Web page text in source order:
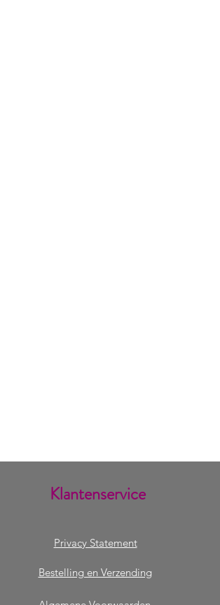
Klantenservice
Privacy Statement
Bestelling en Verzending